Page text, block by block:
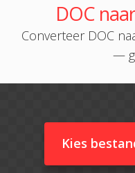
DOC
Converteer DOC
—
Kies